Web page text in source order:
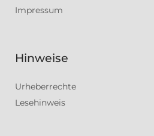
Impressum
Hinweise
Urheberrechte
Lesehinweis